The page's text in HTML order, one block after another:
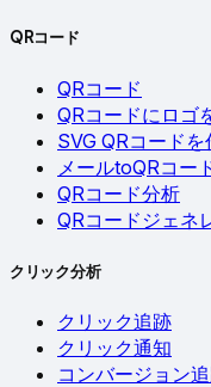
QRコード
QRコード
QRコードにロゴ
SVG QRコードを
メールtoQRコー
QRコード分析
QRコードジェネ
クリック分析
クリック追跡
クリック通知
コンバージョン